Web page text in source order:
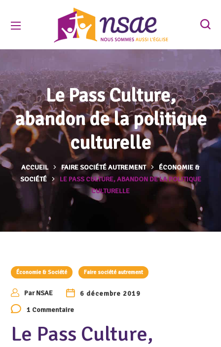
Le Pass Culture,
abandon de la politique
culturelle
ACCUEIL FAIRE SOCIÉTÉ AUTREMENT
ÉCONOMIE &
SOCIÉTÉ
LE PASS CULTURE, ABANDON DE LA POLITIQUE
CULTURELLE
Économie & Société Faire société autrement
ParNSAE
6 décembre 2019
1 Commentaire
Le Pass Culture,